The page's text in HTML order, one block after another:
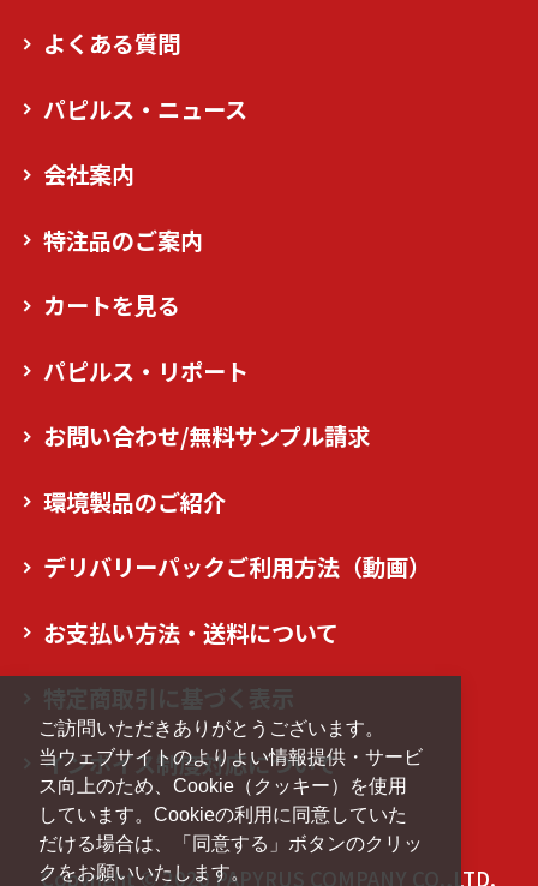
ご訪問いただきありがとうございます。
当ウェブサイトのよりよい情報提供・サービ
ス向上のため、Cookie（クッキー）を使用
しています。Cookieの利用に同意していた
だける場合は、「同意する」ボタンのクリッ
クをお願いいたします。
よくある質問
パピルス・ニュース
会社案内
特注品のご案内
カートを見る
パピルス・リポート
お問い合わせ/無料サンプル請求
環境製品のご紹介
デリバリーパックご利用方法（動画）
お支払い方法・送料について
インボイス制度対応について
Copyright © 2020 PAPYRUS COMPANY CO.,LTD.